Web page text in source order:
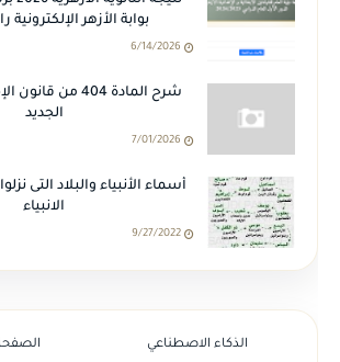
بوابة الأزهر
6/14/2026
شرح المادة 404 من
الجديد
7/01/2026
أسماء الأنبياء والبلاد التى
الانبياء
9/27/2022
الذكاء الاصطناعي